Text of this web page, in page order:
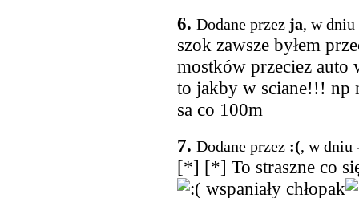
6. Dodane przez ja, w dniu
szok zawsze byłem
mostków przeciez auto
to jakby w sciane!!! np
sa co 100m
7. Dodane przez :(, w dniu
[*] [*] To straszne co
wspaniały chłopak